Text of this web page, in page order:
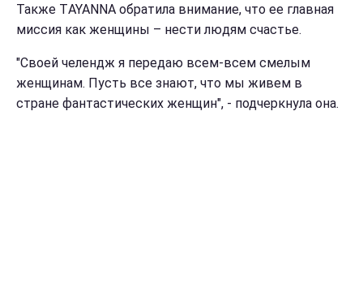
Также ТAYANNA обратила внимание, что ее главная
миссия как женщины – нести людям счастье.
"Своей челендж я передаю всем-всем смелым
женщинам. Пусть все знают, что мы живем в
стране фантастических женщин", - подчеркнула она.